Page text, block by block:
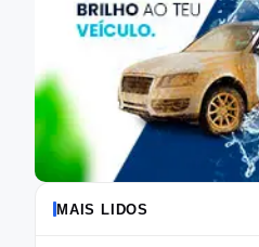
MAIS LIDOS